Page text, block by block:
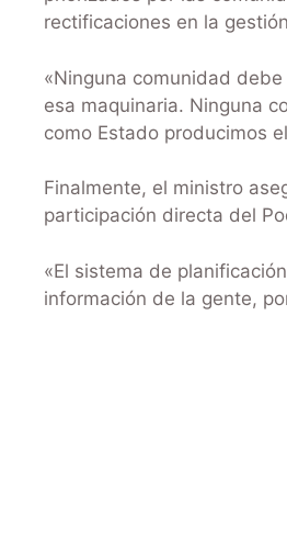
rectificaciones en la
«Ninguna comunidad
esa maquinaria. Ninguna
como Estado producimos
Finalmente, el ministro
participación directa del
«El sistema de
información de la gente,